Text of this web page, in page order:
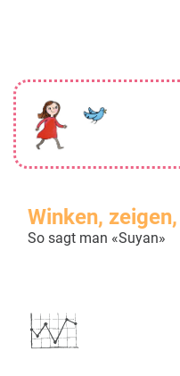
Winken,
So sagt man «Suyan»